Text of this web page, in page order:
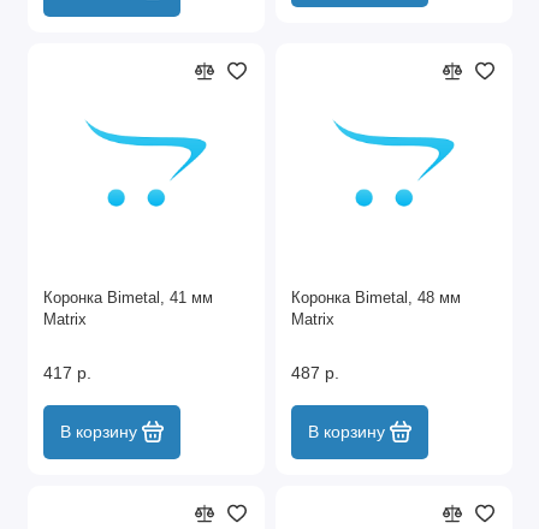
Коронка Bimetal, 41 мм
Matrix
417 р.
В корзину
Коронка Bimetal, 48 мм
Matrix
487 р.
В корзину